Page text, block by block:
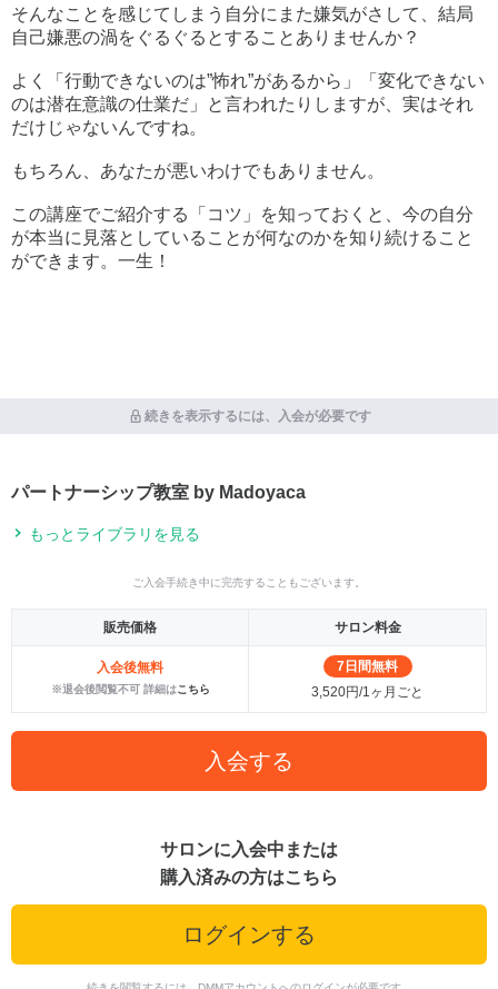
そんなことを感じてしまう自分にまた嫌気がさして、結局
自己嫌悪の渦をぐるぐるとすることありませんか？
よく「行動できないのは”怖れ”があるから」「変化できない
のは潜在意識の仕業だ」と言われたりしますが、実はそれ
だけじゃないんですね。
もちろん、あなたが悪いわけでもありません。
この講座でご紹介する「コツ」を知っておくと、今の自分
が本当に見落としていることが何なのかを知り続けること
ができます。一生！
続きを表示するには、入会が必要です
パートナーシップ教室 by Madoyaca
もっとライブラリを見る
ご入会手続き中に完売することもございます。
販売価格 サロン料金
入会後無料
※退会後閲覧不可 詳細はこちら
7日間無料
3,520円/1ヶ月ごと
入会する
サロンに入会中または
購入済みの方はこちら
ログインする